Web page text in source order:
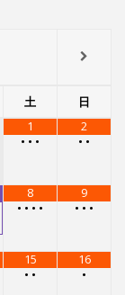
土
日
1
• • •
2
• •
8
• • • •
9
• • •
15
• •
16
•